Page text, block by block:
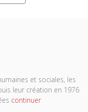
et sociales, les
leur création en 1976
continuer